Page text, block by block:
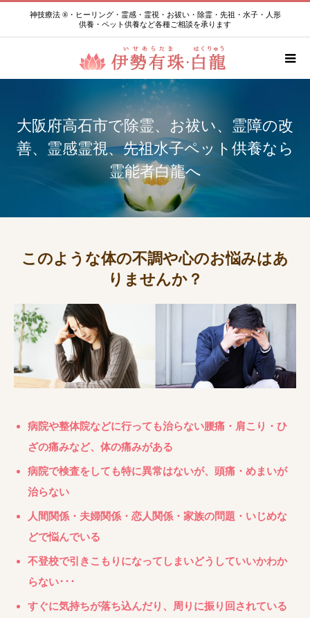
神技療法 ®・ヒーリング・霊感・霊視・お祓い・除霊・先祖・水子・人形
供養・ペット供養など各種ご相談を承ります
大阪府高石市で除霊、お祓い、霊障の改
善、霊感霊視、先祖水子ペット供養なら
霊能者白龍へ
このような体の不調や心のお悩みはあ
りませんか？
病院や整体院などに行っても治らない腰痛・肩こり・ひ
ざの痛みなど、体の痛みがある
病院で検査をしても特に異常はないが、頭痛・めまいが
治らない
人間関係・夫婦関係・恋人関係・家族の問題・いじめな
どで悩んでいる
不登校で引きこもりになってしまいどうしていいかわか
らない･･･
すぐに気持ちが落ち込んだり、周りに振り回されている